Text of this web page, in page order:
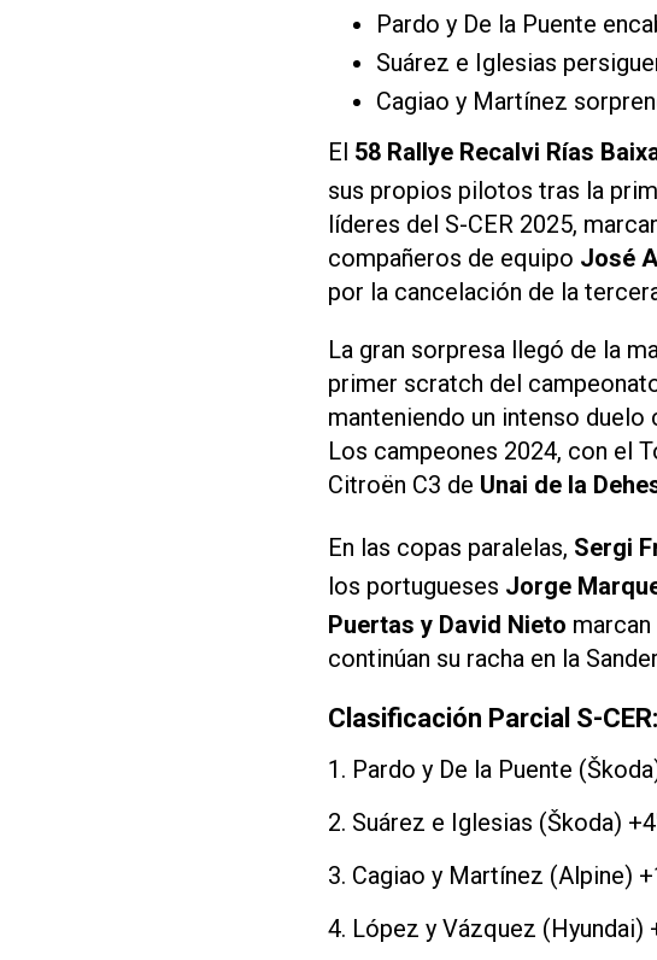
Pardo y De la Puente
Suárez e Iglesias
Cagiao y Martínez
El 58 Rallye Recalvi Rías
sus propios pilotos tras la
líderes del S-CER 2025,
compañeros de equipo José
por la cancelación de la
La gran sorpresa llegó de la
primer scratch del
manteniendo un intenso duelo
Los campeones 2024, con el
Citroën C3 de Unai de la
En las copas paralelas, Sergi
los portugueses Jorge
Puertas y David Nieto
continúan su racha en la
Clasificación Parcial S-CER:
1. Pardo y De la Puente
2. Suárez e Iglesias (Škoda)
3. Cagiao y Martínez (Alpine)
4. López y Vázquez (Hyundai)